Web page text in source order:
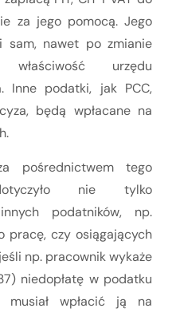
za jego pomocą. Jego
sam, nawet po zmianie
właściwość urzędu
Inne podatki, jak PCC,
będą wpłacane na
pośrednictwem tego
nie tylko
podatników, np.
pracę, czy osiągających
np. pracownik wykaże
niedopłatę w podatku
musiał wpłacić ją na